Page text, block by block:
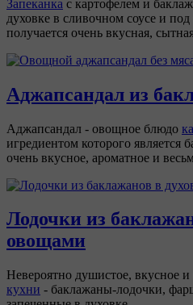
Запеканка с картофелем и
духовке в сливочном соусе и
получается очень вкусная,
Аджапсандал из
Аджапсандал - овощное блюдо
игредиентом которого является
очень вкусное, ароматное и
Лодочки из
овощами
Невероятно душистое, вкусное
кухни - баклажаны-лодочки,